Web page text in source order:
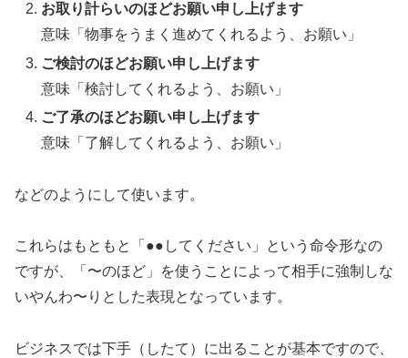
お取り計らいのほどお願い申し上げます
意味「物事をうまく進めてくれるよう、お願い」
ご検討のほどお願い申し上げます
意味「検討してくれるよう、お願い」
ご了承のほどお願い申し上げます
意味「了解してくれるよう、お願い」
などのようにして使います。
これらはもともと「●●してください」という命令形なの
ですが、「〜のほど」を使うことによって相手に強制しな
いやんわ〜りとした表現となっています。
ビジネスでは下手（したて）に出ることが基本ですので、